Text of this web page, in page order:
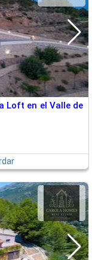
Loft en el Valle de